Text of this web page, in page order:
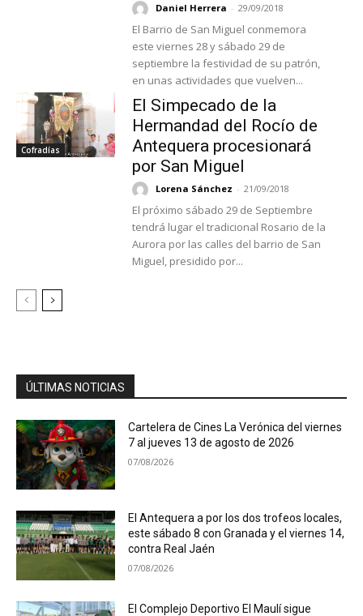
Daniel Herrera - 29/09/2018
El Barrio de San Miguel conmemora
este viernes 28 y sábado 29 de
septiembre la festividad de su patrón,
en unas actividades que vuelven...
Cofradías
El Simpecado de la
Hermandad del Rocío de
Antequera procesionará
por San Miguel
Lorena Sánchez - 21/09/2018
El próximo sábado 29 de Septiembre
tendrá lugar el tradicional Rosario de la
Aurora por las calles del barrio de San
Miguel, presidido por...
ÚLTIMAS NOTICIAS
Cartelera de Cines La Verónica del viernes
7 al jueves 13 de agosto de 2026
07/08/2026
El Antequera a por los dos trofeos locales,
este sábado 8 con Granada y el viernes 14,
contra Real Jaén
07/08/2026
El Complejo Deportivo El Maulí sigue